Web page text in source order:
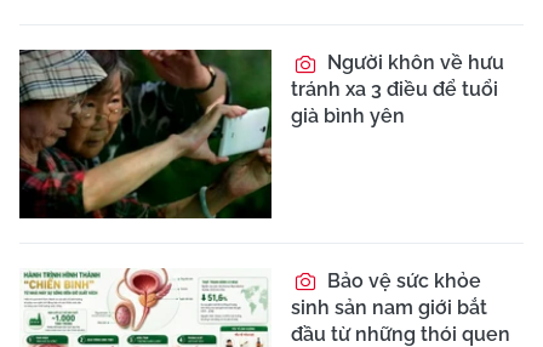
Người khôn về hưu
tránh xa 3 điều để tuổi
già bình yên
Bảo vệ sức khỏe
sinh sản nam giới bắt
đầu từ những thói quen